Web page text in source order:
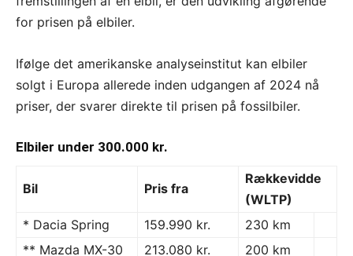
for prisen på elbiler.
Ifølge det amerikanske analyseinstitut kan elbiler
solgt i Europa allerede inden udgangen af 2024 nå
priser, der svarer direkte til prisen på fossilbiler.
Elbiler under 300.000 kr.
Bil Pris fra
Rækkevidde
(WLTP)
* Dacia Spring
159.990 kr.
230 km
** Mazda MX-30
213.080 kr.
200 km